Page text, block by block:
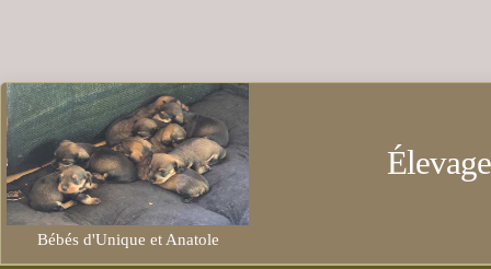
Bébés d'Unique et Anatole